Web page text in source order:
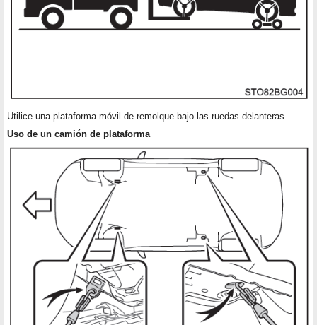
Utilice una plataforma móvil de remolque bajo las ruedas delanteras.
Uso de un camión de plataforma